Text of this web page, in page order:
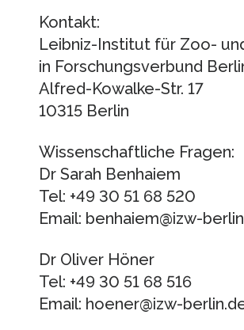
Kontakt:
Leibniz-Institut für Zoo-
in Forschungsverbund
Alfred-Kowalke-Str. 17
10315 Berlin
Wissenschaftliche Fragen:
Dr Sarah Benhaiem
Tel: +49 30 51 68 520
Email: benhaiem@izw-
Dr Oliver Höner
Tel: +49 30 51 68 516
Email: hoener@izw-